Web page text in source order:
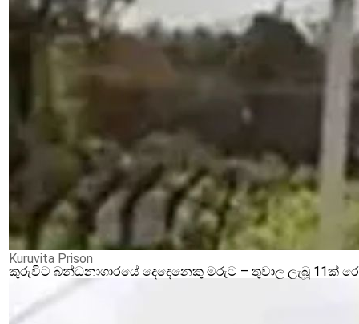
Kuruvita Prison
කුරුවිට බන්ධනාගාරයේ දෙදෙනෙකු මරුට – තුවාල ලැබූ 11ක්